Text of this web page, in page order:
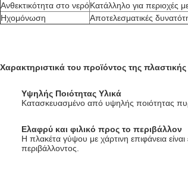
Ανθεκτικότητα στο νερόΚατάλληλο για περιοχές
Ηχομόνωση
Αποτελεσματικές
Χαρακτηριστικά του προϊόντος της
Υψηλής Ποιότητας Υλικά
Κατασκευασμένο από υψηλής ποιότητας
Ελαφρύ και φιλικό προς το περιβάλλον
Η πλακέτα γύψου με χάρτινη επιφάνεια
περιβάλλοντος.